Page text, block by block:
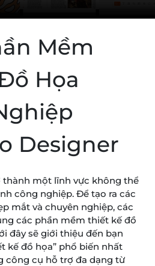
Mềm
Họa
Designer
thành một lĩnh vực không thể
công nghiệp. Để tạo ra các
mắt và chuyên nghiệp, các
các phần mềm thiết kế đồ
đây sẽ giới thiệu đến bạn
kế đồ họa” phổ biến nhất
công cụ hỗ trợ đa dạng từ